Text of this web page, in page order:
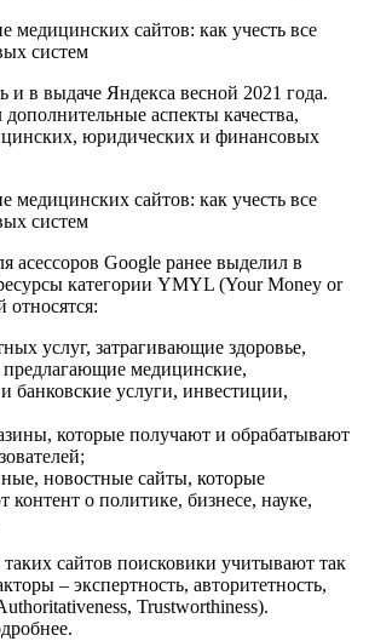
и в выдаче Яндекса весной 2021 года.
аспекты качества,
юридических и финансовых
асессоров Google ранее выделил в
категории YMYL (Your Money or
относятся:
услуг, затрагивающие здоровье,
предлагающие медицинские,
банковские услуги, инвестиции,
которые получают и обрабатывают
новостные сайты, которые
контент о политике, бизнесе, науке,
сайтов поисковики учитывают так
– экспертность, авторитетность,
Trustworthiness).